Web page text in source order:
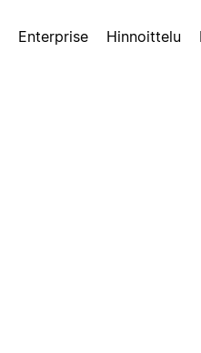
Enterprise Hinnoittelu